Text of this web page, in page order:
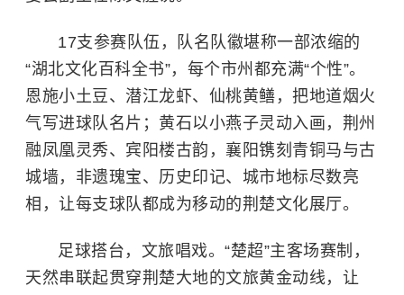
17支参赛队伍，队名队徽堪称一部浓缩的
“湖北文化百科全书”，每个市州都充满“个性”。
恩施小土豆、潜江龙虾、仙桃黄鳝，把地道烟火
气写进球队名片；黄石以小燕子灵动入画，荆州
融凤凰灵秀、宾阳楼古韵，襄阳镌刻青铜马与古
城墙，非遗瑰宝、历史印记、城市地标尽数亮
相，让每支球队都成为移动的荆楚文化展厅。
足球搭台，文旅唱戏。“楚超”主客场赛制，
天然串联起贯穿荆楚大地的文旅黄金动线，让